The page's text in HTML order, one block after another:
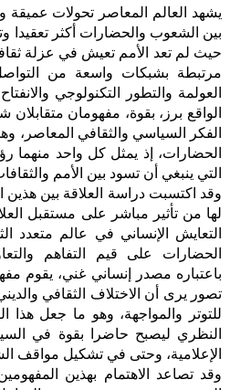
يشهد العالم المعاصر تحولات
بين الشعوب والحضارات أكثر
حيث لم تعد الأمم تعيش في عزلة
مرتبطة بشبكات واسعة من التواصل
العولمة والتطور التكنولوجي
الواقع برز، بقوة، مفهومان
الفكر السياسي والثقافي المعاصر،
الحضارات، إذ يمثل كل واحد منهما
التي ينبغي أن تسود بين الأمم
وقد اكتسبت دراسة العلاقة بين هذين
لها من تأثير مباشر على مستقبل
التعايش الإنساني في عالم متعدد
الحضارات على قيم التفاهم
باعتباره مصدر إنساني غني، يقوم
تصور يرى أن الاختلاف الثقافي
للتوتر والمواجهة، وهو ما جعل هذا
النظري ليصبح حاضرا بقوة في
الإعلامية، وحتى في تشكيل مواقف
وقد تصاعد الاهتمام بهذين